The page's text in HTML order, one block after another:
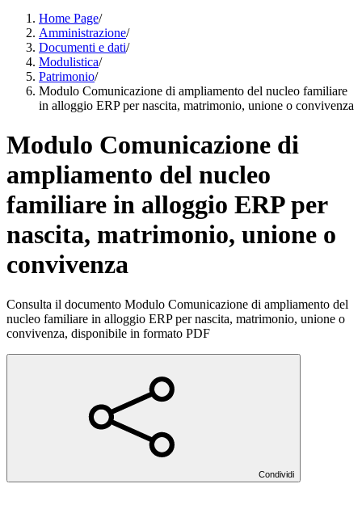
Home Page/
Amministrazione/
Documenti e dati/
Modulistica/
Patrimonio/
Modulo Comunicazione di ampliamento del nucleo familiare
in alloggio ERP per nascita, matrimonio, unione o convivenza
Modulo Comunicazione di
ampliamento del nucleo
familiare in alloggio ERP per
nascita, matrimonio, unione o
convivenza
Consulta il documento Modulo Comunicazione di ampliamento del
nucleo familiare in alloggio ERP per nascita, matrimonio, unione o
convivenza, disponibile in formato PDF
Condividi